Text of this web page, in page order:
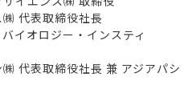
代表取締役社長
オロジー・インスティ
表取締役社長 兼 アジアパシ